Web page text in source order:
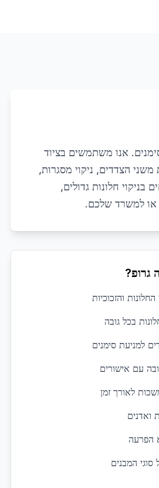
אנו משתמשים בציוד
משני הצדדים, ניקוי מסגרות,
חלונות גדולים,
או למשרד שלכם.
גרופ?
והזכוכיות
בכל גובה
למניעת סימנים
עם אישורים
לאורך זמן
ואדנים
הפרעה
המבנים